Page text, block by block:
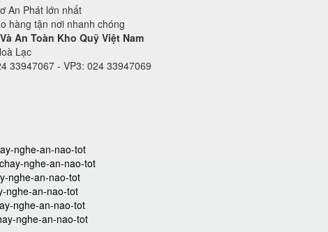
An Phát lớn nhất
hàng tận nơi nhanh chóng
An Toàn Kho Quỹ Việt Nam
Lạc
33947067 - VP3: 024 33947069
nghe-an-nao-tot
nghe-an-nao-tot
nghe-an-nao-tot
nghe-an-nao-tot
nghe-an-nao-tot
nghe-an-nao-tot